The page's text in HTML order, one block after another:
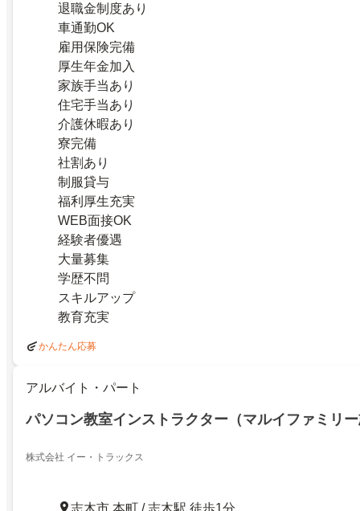
退職金制度あり
車通勤OK
雇用保険完備
厚生年金加入
家族手当あり
住宅手当あり
介護休暇あり
寮完備
社割あり
制服貸与
福利厚生充実
WEB面接OK
経験者優遇
大量募集
学歴不問
スキルアップ
教育充実
かんたん応募
アルバイト・パート
パソコン教室インストラクター（マルイファミリ
株式会社 イー・トラックス